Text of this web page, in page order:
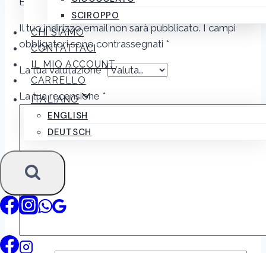
SCIROPPO
CHI SIAMO
CONTATTACI
IL MIO ACCOUNT
CARRELLO
ITALIANO
ENGLISH
DEUTSCH
Il tuo indirizzo email non sarà pubblicato. I campi
obbligatori sono contrassegnati *
La tua valutazione*
La tua recensione *